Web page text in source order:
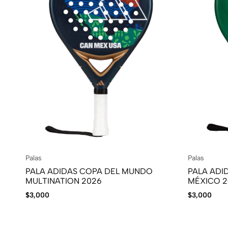
Palas
PALA ADIDAS COPA DEL MUNDO
MULTINATION 2026
$3,000
Palas
PALA
MÉXICO
$3,000